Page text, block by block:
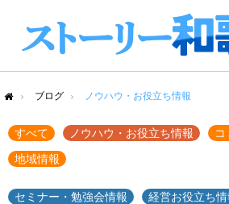
ブログ ノウハウ・お役立ち情報
すべて ノウハウ・お役立ち情報
地域情報
セミナー・勉強会情報 経営お役立ち情